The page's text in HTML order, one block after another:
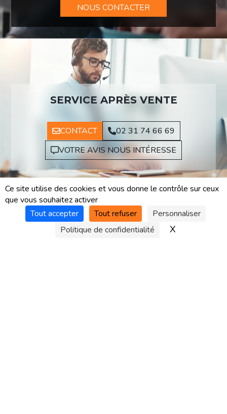
Ce site utilise des cookies et vous donne le contrôle sur ceux
que vous souhaitez activer
Tout accepter
Tout refuser
Personnaliser
Politique de confidentialité
X
NOUS CONTACTER
SERVICE APRÈS VENTE
CONTACT
VOTRE AVIS NOUS INTÉRESSE
02 31 74 66 69